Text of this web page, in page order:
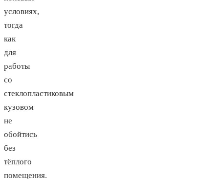
условиях,
тогда
как
для
работы
со
стеклопластиковым
кузовом
не
обойтись
без
тёплого
помещения.